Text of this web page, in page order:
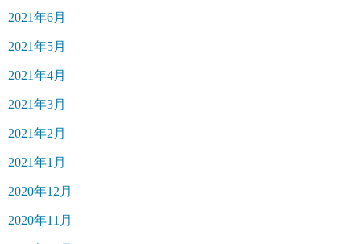
2021年6月
2021年5月
2021年4月
2021年3月
2021年2月
2021年1月
2020年12月
2020年11月